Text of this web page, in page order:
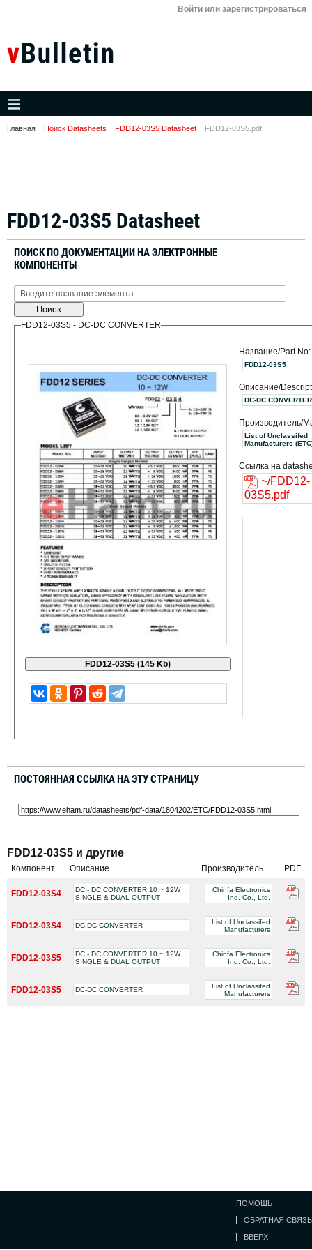
Войти или зарегистрироваться
Главная Поиск Datasheets FDD12-03S5 Datasheet FDD12-03S5.pdf
FDD12-03S5 Datasheet
ПОИСК ПО ДОКУМЕНТАЦИИ НА ЭЛЕКТРОННЫЕ
КОМПОНЕНТЫ
Поиск
FDD12-03S5 - DC-DC CONVERTER
Название/Part No:
FDD12-03S5
Описание/
DC-DC CONVERTER
Производитель/
List of Unclassifed
Manufacturers
Ссылка на
~/FDD12-
03S5.pdf
ПОСТОЯННАЯ ССЫЛКА НА ЭТУ СТРАНИЦУ
FDD12-03S5 и другие
Компонент Описание Производитель PDF
FDD12-03S4
DC - DC CONVERTER 10 ~ 12W
SINGLE & DUAL OUTPUT
Chinfa Electronics
Ind. Co., Ltd.
FDD12-03S4 DC-DC CONVERTER
List of Unclassifed
Manufacturers
FDD12-03S5
DC - DC CONVERTER 10 ~ 12W
SINGLE & DUAL OUTPUT
Chinfa Electronics
Ind. Co., Ltd.
FDD12-03S5 DC-DC CONVERTER
List of Unclassifed
Manufacturers
ПОМОЩЬ
ОБРАТНАЯ СВЯЗЬ
ВВЕРХ